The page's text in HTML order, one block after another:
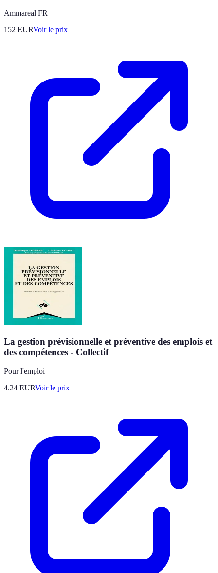
Ammareal FR
152 EURVoir le prix
La gestion prévisionnelle et préventive des emplois et
des compétences - Collectif
Pour l'emploi
4.24 EURVoir le prix